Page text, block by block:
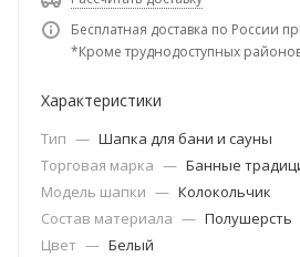
Бесплатная доставка по России
*Кроме труднодоступных
Характеристики
Тип — Шапка для бани и сауны
Торговая марка — Банные
Модель шапки — Колокольчик
Состав материала — Полушерсть
Цвет — Белый